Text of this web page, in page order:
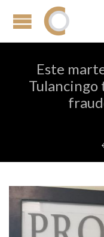
Este
Tulancingo